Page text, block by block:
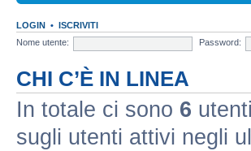
LOGIN • ISCRIVITI
Nome utente:
Password:
CHI C’È IN LINEA
In totale ci sono 6
sugli utenti attivi negli